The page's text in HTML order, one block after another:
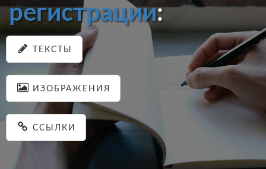
регистрации:
ТЕКСТЫ
ИЗОБРАЖЕНИЯ
ССЫЛКИ